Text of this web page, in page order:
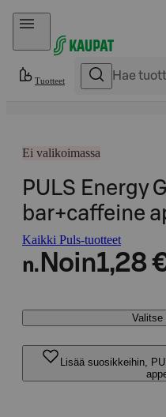
Hyppää sisältöön
Tuotteet
Ei valikoimassa
PULS Energy
bar+caffeine
Kaikki Puls-tuotteet
n. Noin1,28
Valitse
Lisää suosikkeihin,